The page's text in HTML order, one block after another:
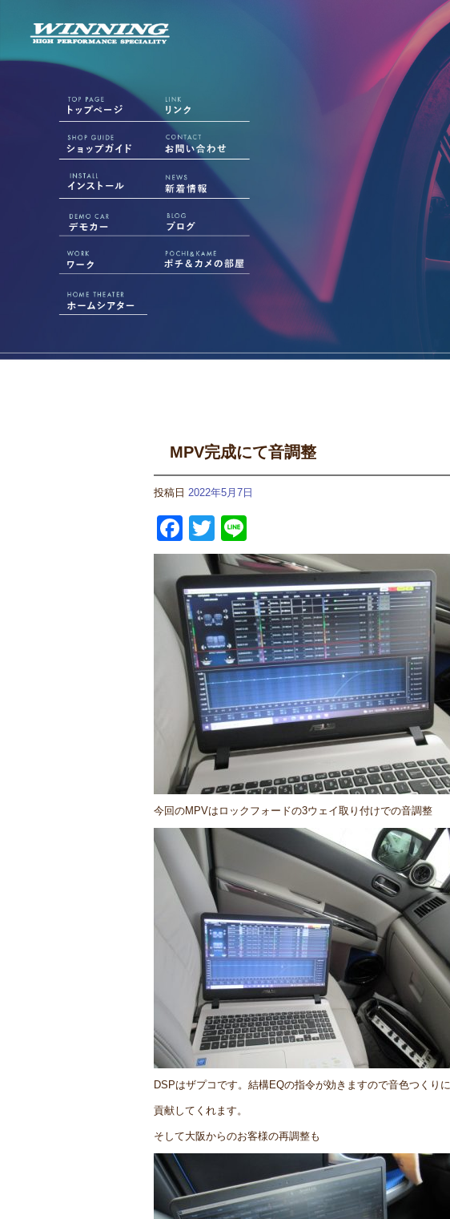
MPV完成にて音調整
投稿日 2022年5月7日
Facebook
Twitter
今回のMPVはロックフォードの3ウェイ取り付けでの音調整
DSPはザプコです。結構EQの指令が効きますので音色つくりに
貢献してくれます。
そして大阪からのお客様の再調整も